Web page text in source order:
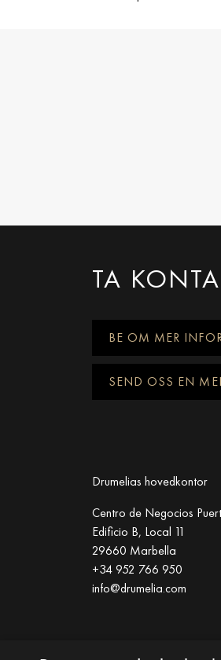
TA
BE OM MER
SEND OSS EN
Drumelias hovedkontor
Centro de Negocios
Edificio B, Local 11
29660 Marbella
+34 952 766 950
info@drumelia.com